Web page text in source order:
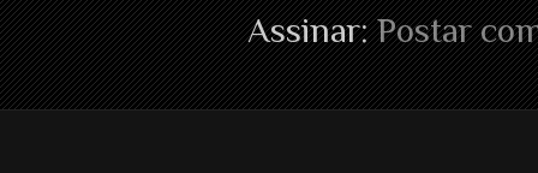
Assinar:Postar